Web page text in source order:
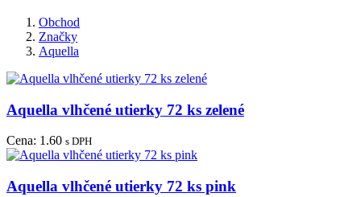
Obchod
Značky
Aquella
Aquella vlhčené utierky 72 ks zelené
Cena: 1.60 s DPH
Aquella vlhčené utierky 72 ks pink